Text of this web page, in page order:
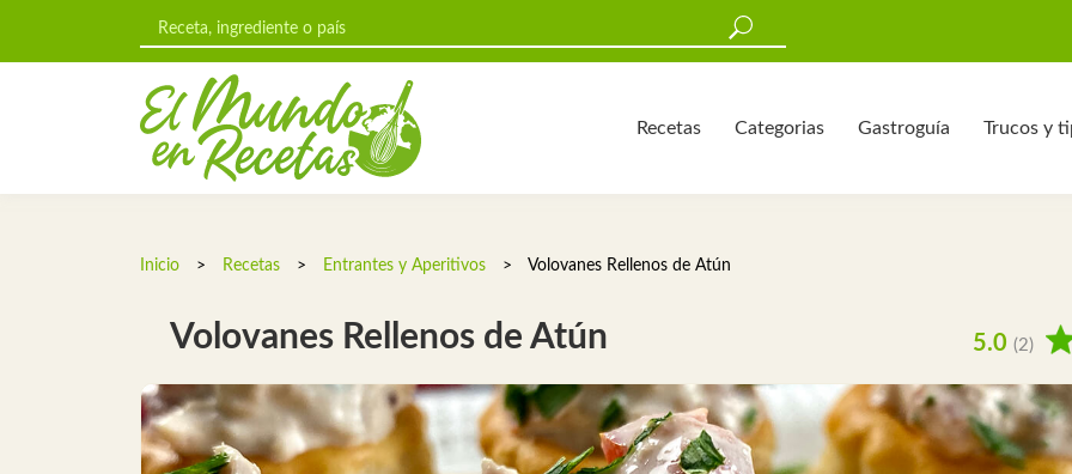
Recetas Categorias Gastroguía Trucos y
Inicio > Recetas > Entrantes y Aperitivos > Volovanes Rellenos de Atún
Volovanes Rellenos de Atún 5.0 (2)